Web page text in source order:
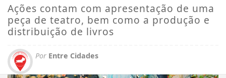
Ações contam com apresentação de uma
peça de teatro, bem como a produção e
distribuição de livros
Por Entre Cidades